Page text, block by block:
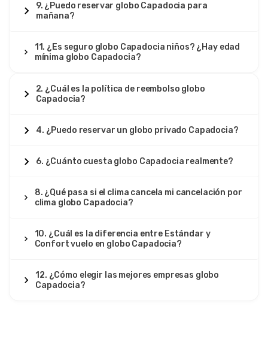
9. ¿Puedo reservar globo Capadocia para
mañana?
11. ¿Es seguro globo Capadocia niños? ¿Hay edad
mínima globo Capadocia?
2. ¿Cuál es la política de reembolso globo
Capadocia?
4. ¿Puedo reservar un globo privado Capadocia?
6. ¿Cuánto cuesta globo Capadocia realmente?
8. ¿Qué pasa si el clima cancela mi cancelación por
clima globo Capadocia?
10. ¿Cuál es la diferencia entre Estándar y
Confort vuelo en globo Capadocia?
12. ¿Cómo elegir las mejores empresas globo
Capadocia?